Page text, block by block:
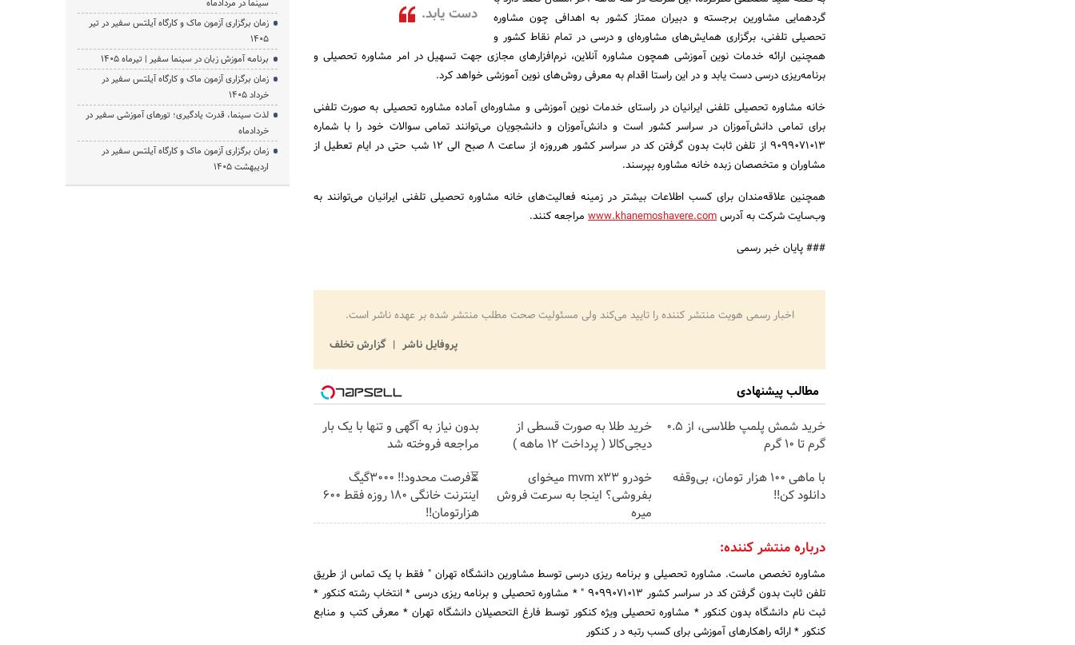
دست یابد.
گردهمایی مشاورین برجسته و دبیران ممتاز کشور به اهدافی چون مشاوره
تحصیلی تلفنی، برگزاری همایش‌های مشاوره‌ای و درسی در تمام نقاط کشور و
همچنین ارائه خدمات نوین آموزشی همچون مشاوره آنلاین، نرم‌افزارهای مجازی جهت تسهیل در امر مشاوره تحصیلی و
برنامه‌ریزی درسی دست یابد و در این راستا اقدام به معرفی روش‌های نوین آموزشی خواهد کرد.
خانه مشاوره تحصیلی تلفنی ایرانیان در راستای خدمات نوین آموزشی و مشاوره‌ای آماده مشاوره تحصیلی به صورت تلفنی
برای تمامی دانش‌آموزان در سراسر کشور است و دانش‌آموزان و دانشجویان می‌توانند تمامی سوالات خود را با شماره
9099071013 از تلفن ثابت بدون گرفتن کد در سراسر کشور هرروزه از ساعت 8 صبح الی 12 شب حتی در ایام تعطیل از
مشاوران و متخصصان زبده خانه مشاوره بپرسند.
همچنین علاقه‌مندان برای کسب اطلاعات بیشتر در زمینه فعالیت‌های خانه مشاوره تحصیلی تلفنی ایرانیان می‌توانند به
وب‌سایت شرکت به آدرسwww.khanemoshavere.com مراجعه کنند.
### پایان خبر رسمی
اخبار رسمی هویت منتشر کننده را تایید می‌کند ولی مسئولیت صحت مطلب منتشر شده بر عهده ناشر است.
پروفایل ناشر
گزارش تخلف
مطالب پیشنهادی
خرید شمش پلمپ طلاسی، از ۰.۵
گرم تا ۱۰ گرم
خرید طلا به صورت قسطی از
دیجی‌کالا ( پرداخت 12 ماهه )
بدون نیاز به آگهی و تنها با یک بار
مراجعه فروخته شد
با ماهی 100 هزار تومان، بی‌وقفه
دانلود کن!!
خودرو mvm x33 میخوای
بفروشی؟ اینجا به سرعت فروش
میره
⏳فرصت محدود!! 3000گیگ
اینترنت خانگی 180 روزه فقط 600
هزارتومان!!
درباره منتشر کننده:
مشاوره تخصص ماست. مشاوره تحصیلی و برنامه ریزی درسی توسط مشاورین دانشگاه تهران " فقط با یک تماس از طریق
تلفن ثابت بدون گرفتن کد در سراسر کشور 9099071013 " * مشاوره تحصیلی و برنامه ریزی درسی * انتخاب رشته کنکور *
ثبت نام دانشگاه بدون کنکور * مشاوره تحصیلی ویژه کنکور توسط فارغ التحصیلان دانشگاه تهران * معرفی کتب و منابع
کنکور * ارائه راهکارهای آموزشی برای کسب رتبه د ر کنکور
سینما در مردادماه
زمان برگزاری آزمون ماک و کارگاه آیلتس سفیر در تیر
1405
برنامه آموزش زبان در سینما سفیر | تیرماه ۱۴۰۵
زمان برگزاری آزمون ماک و کارگاه آیلتس سفیر در
خرداد 1405
لذت سینما، قدرت یادگیری؛ تورهای آموزشی سفیر در
خردادماه
زمان برگزاری آزمون ماک و کارگاه آیلتس سفیر در
اردیبهشت 1405